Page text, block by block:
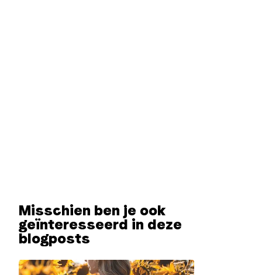
Misschien ben je ook
geïnteresseerd in deze
blogposts